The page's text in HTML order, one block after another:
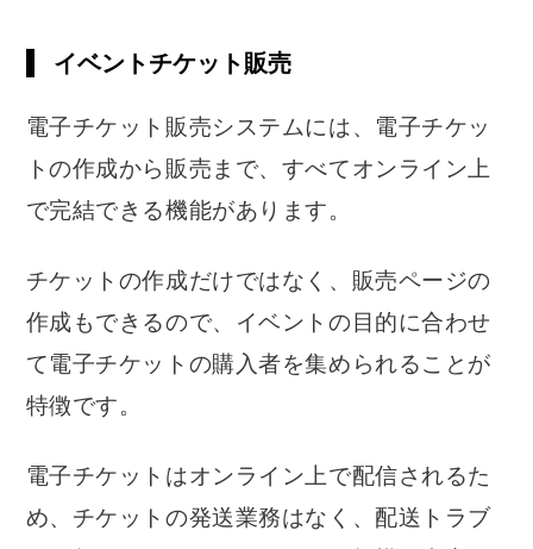
イベントチケット販売
電子チケット販売システムには、電子チケッ
トの作成から販売まで、すべてオンライン上
で完結できる機能があります。
チケットの作成だけではなく、販売ページの
作成もできるので、イベントの目的に合わせ
て電子チケットの購入者を集められることが
特徴です。
電子チケットはオンライン上で配信されるた
め、チケットの発送業務はなく、配送トラブ